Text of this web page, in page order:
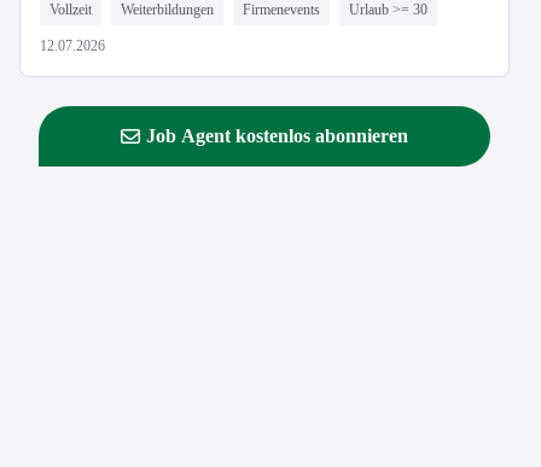
Vollzeit Weiterbildungen Firmenevents Urlaub >= 30
12.07.2026
Job Agent kostenlos abonnieren